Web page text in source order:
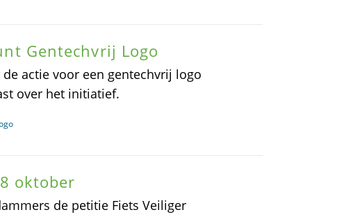
Gentechvrij Logo
actie voor een gentechvrij logo
over het initiatief.
oktober
de petitie Fiets Veiliger